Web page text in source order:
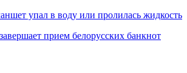
упал в воду или пролилась жидкость
прием белорусских банкнот